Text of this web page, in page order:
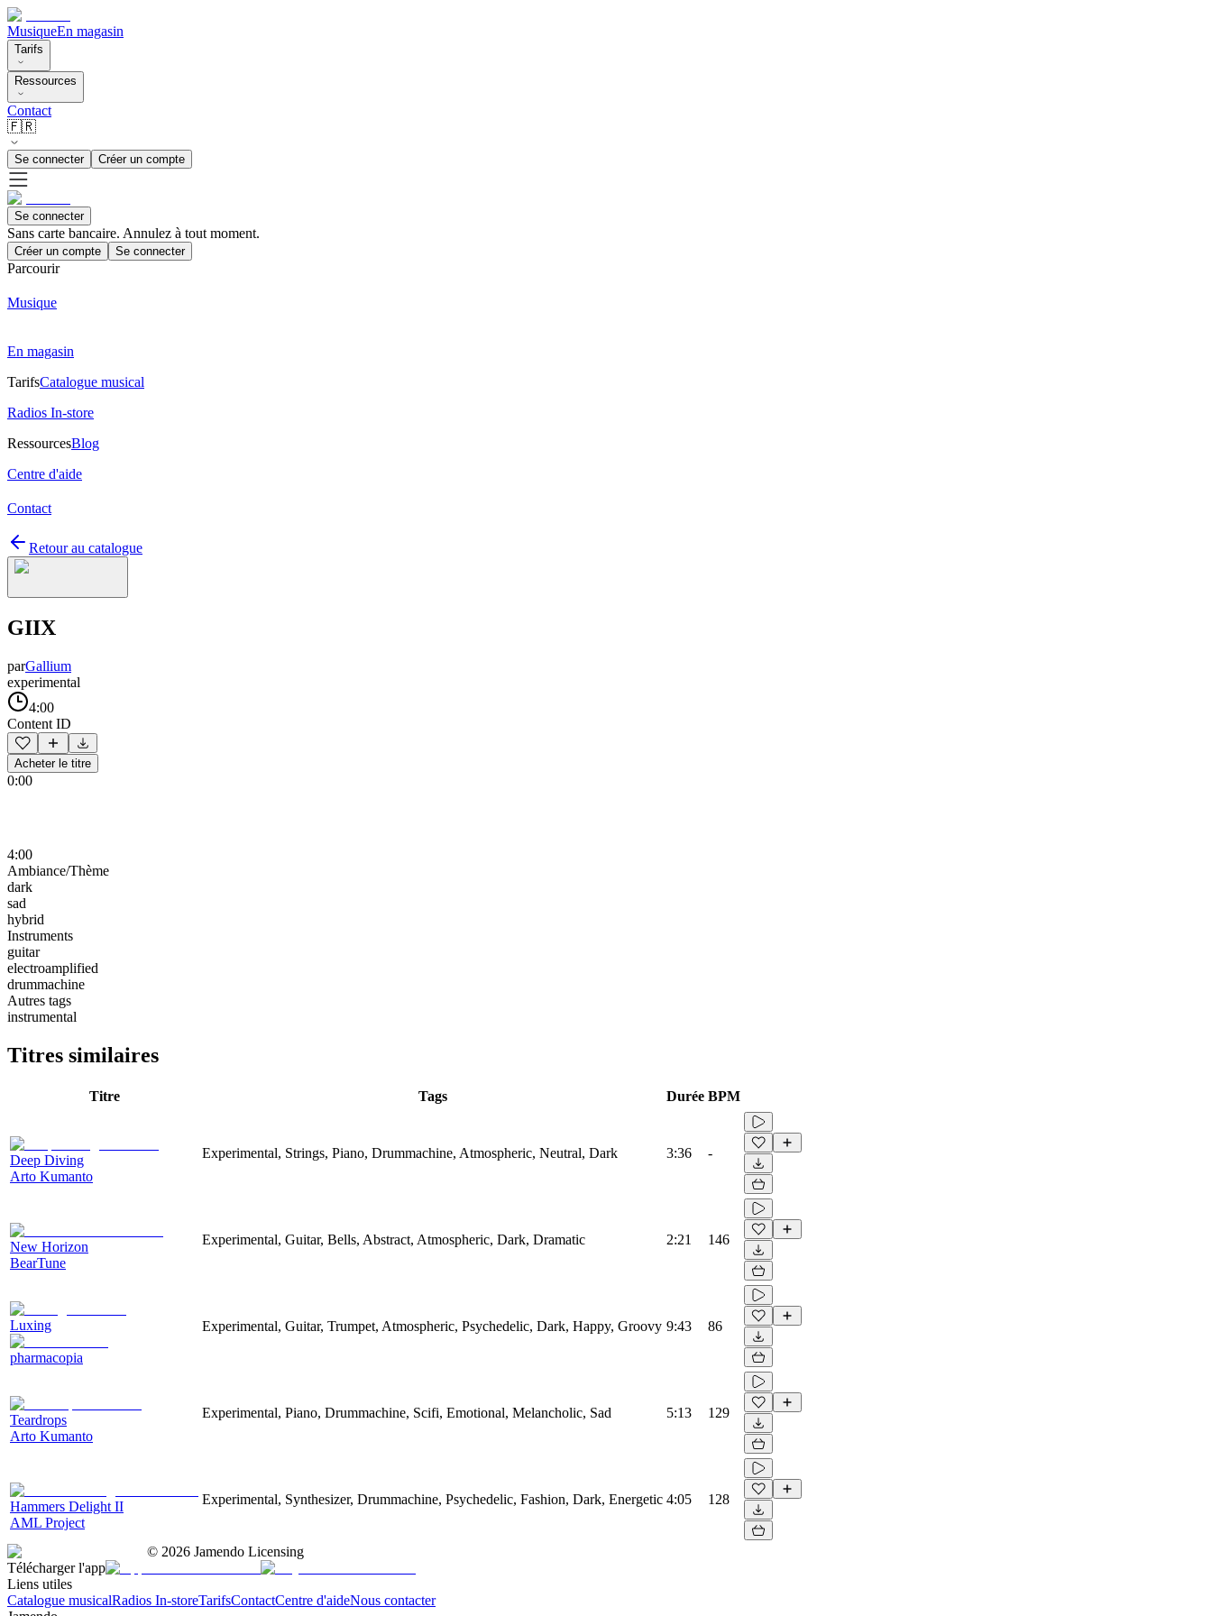
MusiqueEn magasin
Tarifs
Ressources
Contact
🇫🇷
Se connecter Créer un compte
Se connecter
Sans carte bancaire. Annulez à tout moment.
Créer un compte Se connecter
Parcourir
Musique
En magasin
TarifsCatalogue musical
Radios In-store
RessourcesBlog
Centre d'aide
Contact
Retour au catalogue
GIIX
parGallium
experimental
4:00
Content ID
Acheter le titre
0:00
4:00
Ambiance/Thème
dark
sad
hybrid
Instruments
guitar
electroamplified
drummachine
Autres tags
instrumental
Titres similaires
Titre Tags Durée BPM
Deep Diving
Arto Kumanto
Experimental, Strings, Piano, Drummachine, Atmospheric, Neutral, Dark 3:36 -
New Horizon
BearTune
Experimental, Guitar, Bells, Abstract, Atmospheric, Dark, Dramatic 2:21 146
Luxing
pharmacopia
Experimental, Guitar, Trumpet, Atmospheric, Psychedelic, Dark, Happy, Groovy 9:43 86
Teardrops
Arto Kumanto
Experimental, Piano, Drummachine, Scifi, Emotional, Melancholic, Sad 5:13 129
Hammers Delight II
AML Project
Experimental, Synthesizer, Drummachine, Psychedelic, Fashion, Dark, Energetic 4:05 128
© 2026 Jamendo Licensing
Télécharger l'app
Liens utiles
Catalogue musicalRadios In-storeTarifsContactCentre d'aideNous contacter